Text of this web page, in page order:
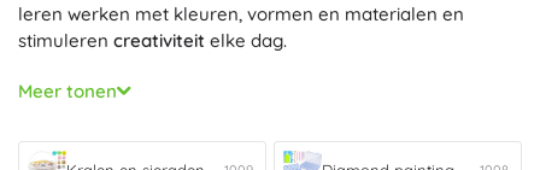
leren werken met kleuren, vormen en materialen en
stimuleren creativiteit elke dag.
Liefhebbers van detail zullen enthousiast zijn over
Diamond painting
Voor kleine ontwerpers zijn er
Kralen en sieraden
Meer tonen